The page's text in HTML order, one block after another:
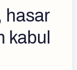
hasar
kabul